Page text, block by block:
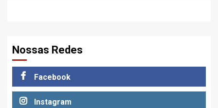
Nossas Redes
Facebook
Instagram